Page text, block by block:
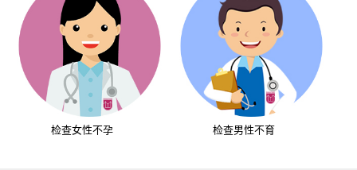
检查女性不孕 检查男性不育